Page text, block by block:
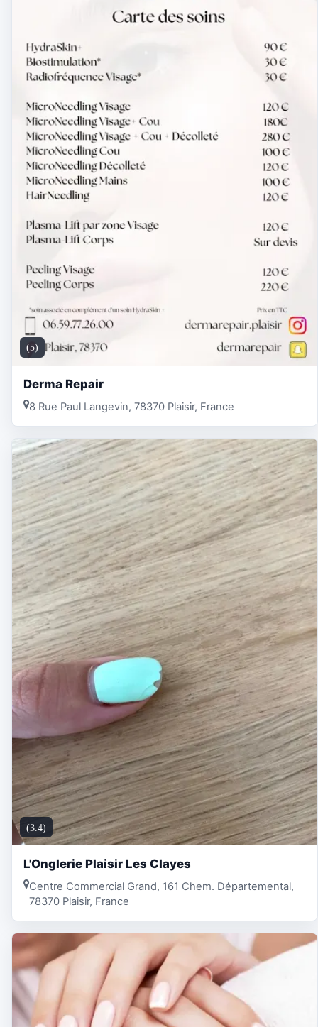
(5)
Derma Repair
8 Rue Paul Langevin, 78370 Plaisir, France
(3.4)
L'Onglerie Plaisir Les Clayes
Centre Commercial Grand, 161 Chem. Départemental,
78370 Plaisir, France